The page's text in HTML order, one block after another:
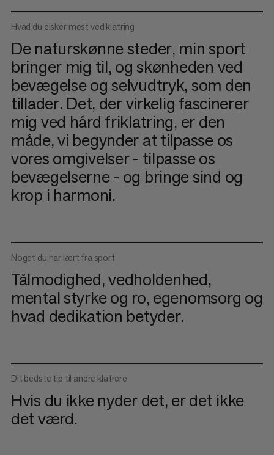
Hvad du elsker mest ved klatring
De naturskønne steder, min sport
bringer mig til, og skønheden ved
bevægelse og selvudtryk, som den
tillader. Det, der virkelig fascinerer
mig ved hård friklatring, er den
måde, vi begynder at tilpasse os
vores omgivelser - tilpasse os
bevægelserne - og bringe sind og
krop i harmoni.
Noget du har lært fra sport
Tålmodighed, vedholdenhed,
mental styrke og ro, egenomsorg og
hvad dedikation betyder.
Dit bedste tip til andre klatrere
Hvis du ikke nyder det, er det ikke
det værd.